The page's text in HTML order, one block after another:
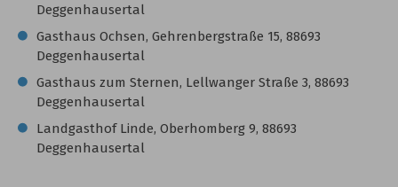
Deggenhausertal
Gasthaus Ochsen, Gehrenbergstraße 15, 88693
Deggenhausertal
Gasthaus zum Sternen, Lellwanger Straße 3, 88693
Deggenhausertal
Landgasthof Linde, Oberhomberg 9, 88693
Deggenhausertal